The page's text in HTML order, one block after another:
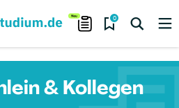
0
& Kollegen